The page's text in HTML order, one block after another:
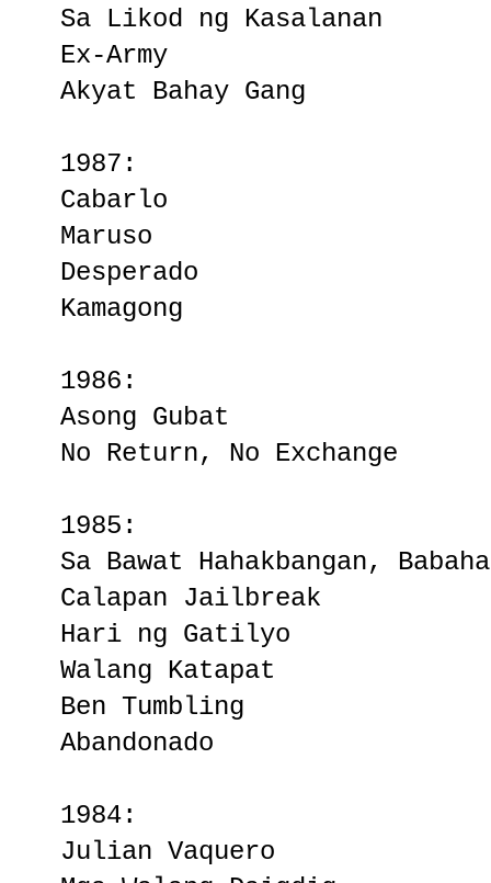
Sa Likod ng Kasalanan
Ex-Army
Akyat Bahay Gang
1987:
Cabarlo
Maruso
Desperado
Kamagong
1986:
Asong Gubat
No Return, No Exchange
1985:
Sa Bawat Hahakbangan,
Calapan Jailbreak
Hari ng Gatilyo
Walang Katapat
Ben Tumbling
Abandonado
1984:
Julian Vaquero